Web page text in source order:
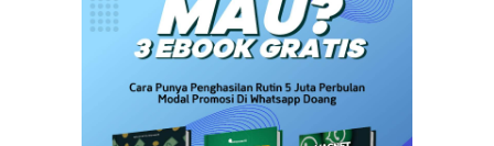
DOWNLOAD SEKARANG 👇